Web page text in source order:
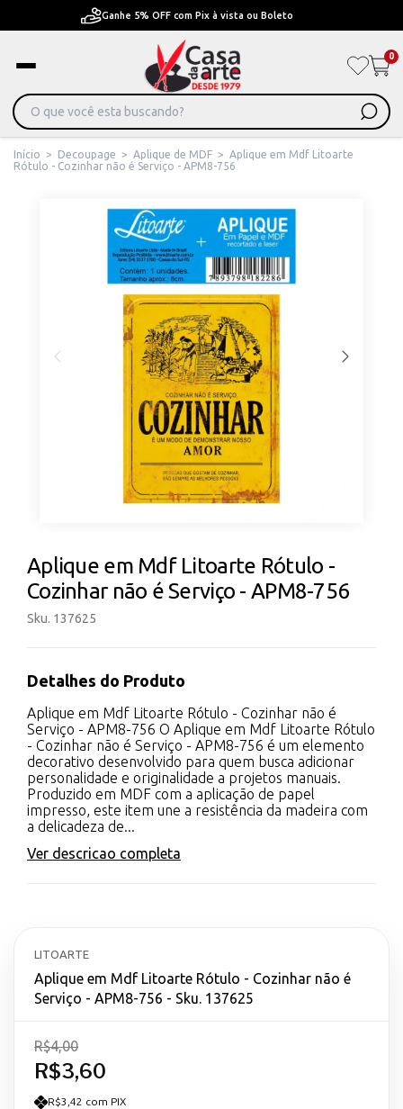
Pague em Até 6x sem juros ou ate 12x com juros
0
Início > Decoupage > Aplique de MDF > Aplique em Mdf Litoarte
Rótulo - Cozinhar não é Serviço - APM8-756
Aplique em Mdf Litoarte Rótulo -
Cozinhar não é Serviço - APM8-756
Sku. 137625
Detalhes do Produto
Aplique em Mdf Litoarte Rótulo - Cozinhar não é
Serviço - APM8-756 O Aplique em Mdf Litoarte Rótulo
- Cozinhar não é Serviço - APM8-756 é um elemento
decorativo desenvolvido para quem busca adicionar
personalidade e originalidade a projetos manuais.
Produzido em MDF com a aplicação de papel
impresso, este item une a resistência da madeira com
a delicadeza de...
Ver descricao completa
LITOARTE
Aplique em Mdf Litoarte Rótulo - Cozinhar não é
Serviço - APM8-756 - Sku. 137625
R$3,60
R$4,00
R$3,42 com PIX